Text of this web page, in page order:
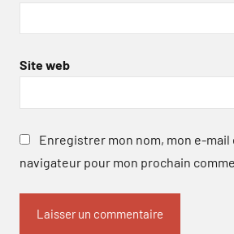
Site web
Enregistrer mon nom, mon e-mail
navigateur pour mon prochain